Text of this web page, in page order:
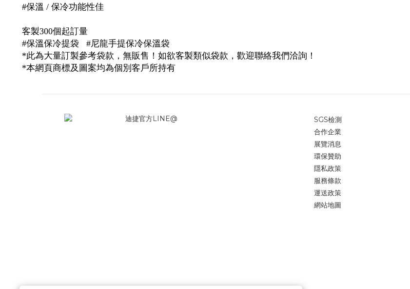
#保溫 / 保冷功能性佳
客製300個起訂量
#保溫保冷提袋 #尼龍手提保冷保溫袋
*此為大量訂製參考袋款，無販售！如欲客製類似袋款，歡迎聯絡我們洽詢！
*本網頁商標及圖案均為個別客戶所持有
SGS檢測
合作企業
展覽消息
環保贊助
隱私政策
服務條款
運送政策
網站地圖